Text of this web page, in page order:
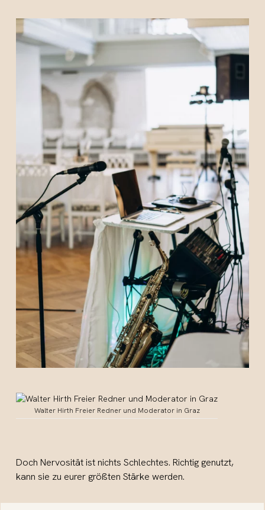
Walter Hirth Freier Redner und Moderator in Graz
Doch Nervosität ist nichts Schlechtes. Richtig genutzt,
kann sie zu eurer größten Stärke werden.